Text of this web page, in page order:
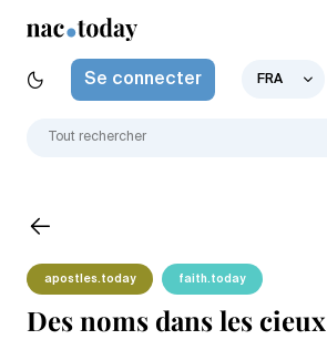
Se connecter FRA
apostles.today faith.today
Des noms dans les cieux